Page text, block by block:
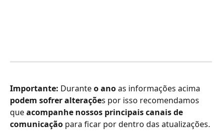
Importante: Durante o ano as informações acima
podem sofrer alterações por isso recomendamos
que acompanhe nossos principais canais de
comunicação para ficar por dentro das atualizações.​